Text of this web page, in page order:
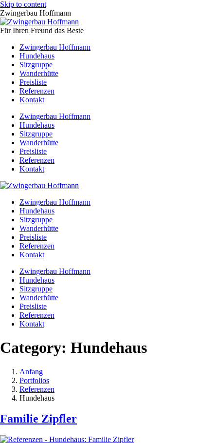
Skip to content
Zwingerbau Hoffmann
Für Ihren Freund das Beste
Zwingerbau Hoffmann
Hundehaus
Sitzgruppe
Wanderhütte
Preisliste
Referenzen
Kontakt
Zwingerbau Hoffmann
Hundehaus
Sitzgruppe
Wanderhütte
Preisliste
Referenzen
Kontakt
Zwingerbau Hoffmann
Hundehaus
Sitzgruppe
Wanderhütte
Preisliste
Referenzen
Kontakt
Zwingerbau Hoffmann
Hundehaus
Sitzgruppe
Wanderhütte
Preisliste
Referenzen
Kontakt
Category: Hundehaus
Anfang
Portfolios
Referenzen
Hundehaus
Familie Zipfler